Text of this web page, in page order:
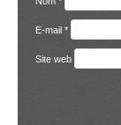
E-mail *
Site web